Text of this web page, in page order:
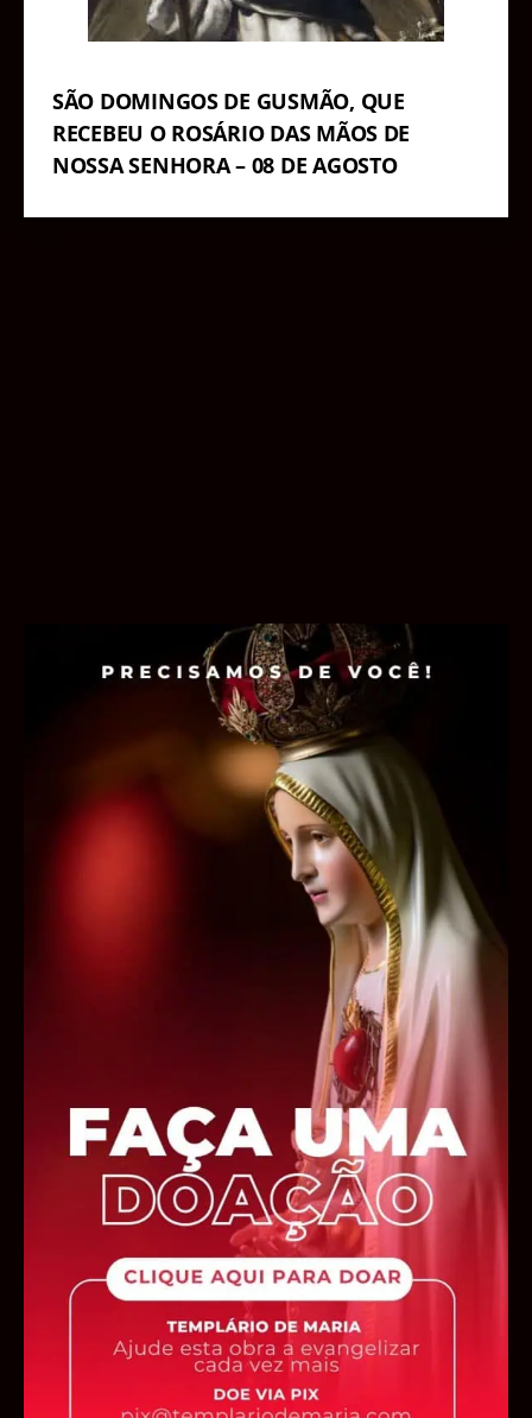
SÃO DOMINGOS DE GUSMÃO, QUE
RECEBEU O ROSÁRIO DAS MÃOS DE
NOSSA SENHORA – 08 DE AGOSTO